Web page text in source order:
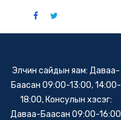
Элчин сайдын яам: Даваа-
Баасан 09:00-13:00, 14:00-
18:00, Консулын хэсэг:
Даваа-Баасан 09:00-16:00